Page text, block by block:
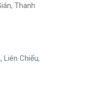
Thanh
Liên Chiểu,